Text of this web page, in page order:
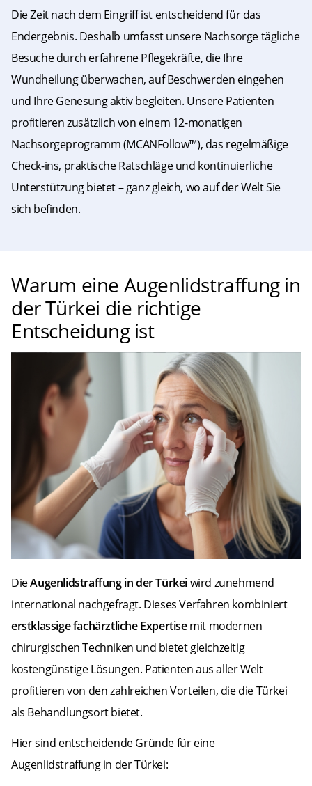
Die Zeit nach dem Eingriff ist entscheidend für das
Endergebnis. Deshalb umfasst unsere Nachsorge tägliche
Besuche durch erfahrene Pflegekräfte, die Ihre
Wundheilung überwachen, auf Beschwerden eingehen
und Ihre Genesung aktiv begleiten. Unsere Patienten
profitieren zusätzlich von einem 12-monatigen
Nachsorgeprogramm (MCANFollow™), das regelmäßige
Check-ins, praktische Ratschläge und kontinuierliche
Unterstützung bietet – ganz gleich, wo auf der Welt Sie
sich befinden.
Warum eine Augenlidstraffung in
der Türkei die richtige
Entscheidung ist
DieAugenlidstraffung in der Türkeiwird zunehmend
international nachgefragt. Dieses Verfahren kombiniert
erstklassige fachärztliche Expertisemit modernen
chirurgischen Techniken und bietet gleichzeitig
kostengünstige Lösungen. Patienten aus aller Welt
profitieren von den zahlreichen Vorteilen, die die Türkei
als Behandlungsort bietet.
Hier sind entscheidende Gründe für eine
Augenlidstraffung in der Türkei: